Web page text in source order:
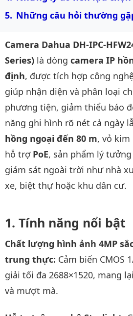
Những câu hỏi thường
Camera Dahua DH-IPC-
Series) là dòng camera IP
định, được tích hợp công
giúp nhận diện và phân loại
phương tiện, giảm thiểu báo
năng ghi hình rõ nét cả ngày
hồng ngoại đến 80 m, vỏ kim
hỗ trợ PoE, sản phẩm lý
giám sát ngoài trời như nhà
xe, biệt thự hoặc khu dân cư.
Tính năng nổi bật
Chất lượng hình ảnh 4MP
trung thực: Cảm biến CMOS
giải tối đa 2688×1520, mang
và mượt mà.